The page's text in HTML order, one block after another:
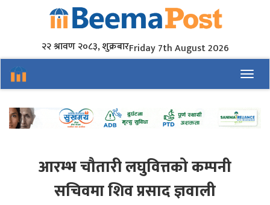
२२ श्रावण २०८३, शुक्रबारFriday 7th August 2026
आरम्भ चौतारी लघुवित्तको कम्पनी
सचिवमा शिव प्रसाद ज्ञवाली